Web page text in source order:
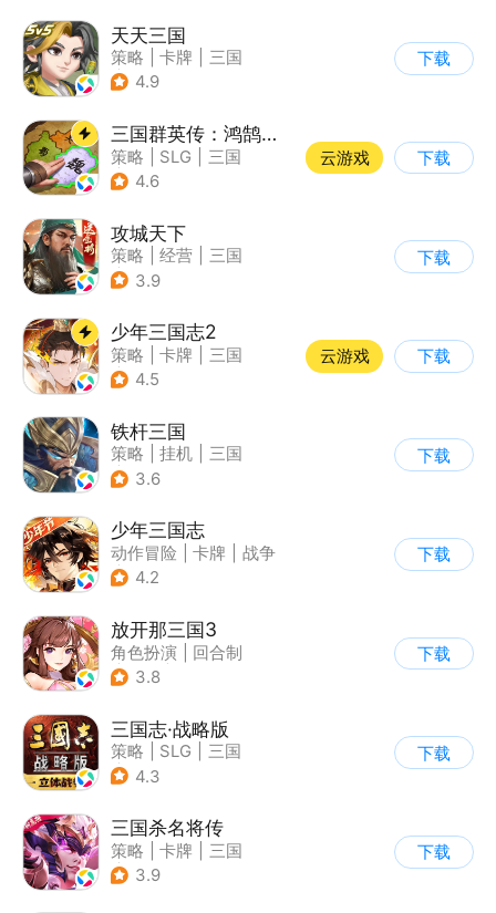
天天三国
策略 卡牌
三国
| Q版
4.9
下载
三国群英传：鸿鹄霸业
策略 SLG
三国
| 自由交易
4.6
云游戏 下载
攻城天下
策略 经营
三国
| 千人同屏
3.9
下载
少年三国志2
策略 卡牌
三国
| 少年三国志
4.5
云游戏 下载
铁杆三国
策略 挂机
三国
| 中国风
3.6
下载
少年三国志
动作冒险 卡牌
战争
| 少年三国志
4.2
下载
放开那三国3
角色扮演
回合制
| 三国
3.8
下载
三国志·战略版
策略 SLG
三国
| 三国志
4.3
下载
三国杀名将传
策略 卡牌
三国
| Q版
3.9
下载